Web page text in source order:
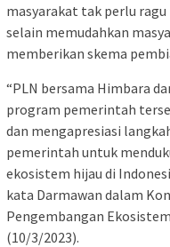
masyarakat tak perlu
selain memudahkan
memberikan skema
“PLN bersama Himbara
program pemerintah
dan mengapresiasi
pemerintah untuk
ekosistem hijau di
kata Darmawan dalam
Pengembangan
(10/3/2023).